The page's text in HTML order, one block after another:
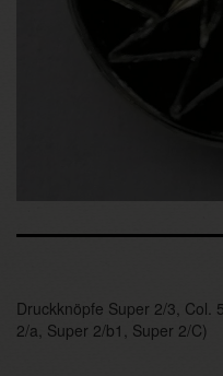
Druckknöpfe Super 2/3, Col.
2/a, Super 2/b1, Super 2/C)